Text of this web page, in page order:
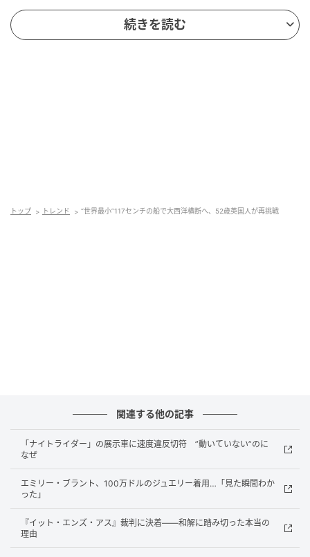
横断を目指している。
初挑戦では浸水トラブルの末に船が“大破”
英BBCによると、ベドウェル氏はもともとボート修理
工場を営む人物。2023年の初挑戦では、出航から約12
時間後に船体のボルト部分から浸水が発生し、港へ引
続きを読む
トップ トレンド “世界最小”117センチの船で大西洋横断へ、52歳英国人が再挑戦
関連する他の記事
「ナイトライダー」の展示車に速度違反切符 ”動いていない”のに
なぜ
エミリー・ブラント、100万ドルのジュエリー着用…「見た瞬間わか
った」
『イット・エンズ・アス』裁判に決着——和解に踏み切った本当の
理由